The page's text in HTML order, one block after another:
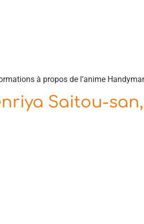
à propos de l’anime
Saitou-